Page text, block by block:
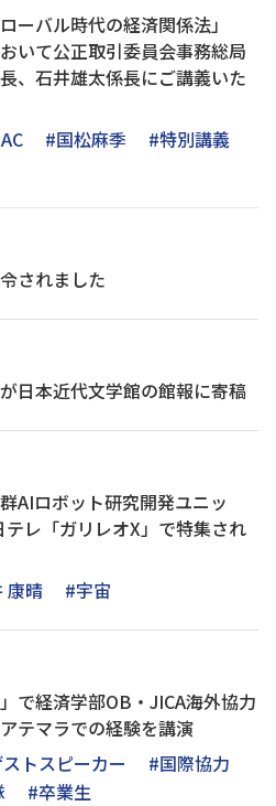
ーバル時代の経済関係法」
いて公正取引委員会事務総局
、石井雄太係長にご講義いた
#国松麻季
#特別講義
されました
日本近代文学館の館報に寄稿
AIロボット研究開発ユニッ
テレ「ガリレオX」で特集され
康晴 #宇宙
で経済学部OB・JICA海外協力
テマラでの経験を講演
トスピーカー
#国際協力
#卒業生